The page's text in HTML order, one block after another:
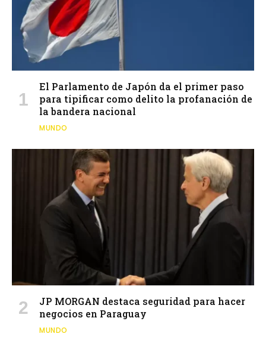
El Parlamento de Japón da el primer paso
para tipificar como delito la profanación de
la bandera nacional
MUNDO
JP MORGAN destaca seguridad para hacer
negocios en Paraguay
MUNDO